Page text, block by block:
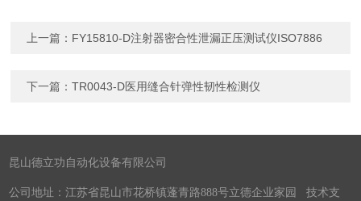
上一篇： FY15810-D注射器密合性泄漏正压测试仪ISO7886
下一篇：TR0043-D医用缝合针弹性韧性检测仪
昆山德立功自动化设备有限公司
公司地址：江苏省昆山市花桥镇蓬青路888号立德企业家园 技术支